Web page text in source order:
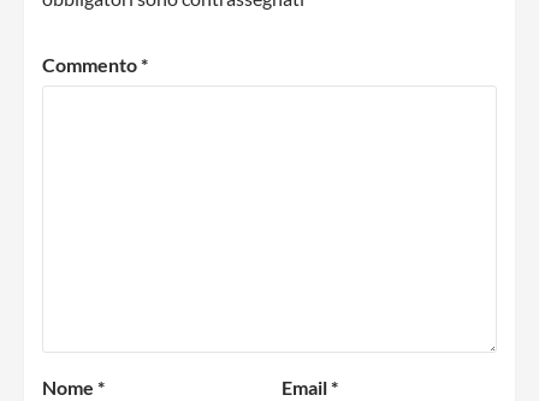
Commento*
Nome * Email*